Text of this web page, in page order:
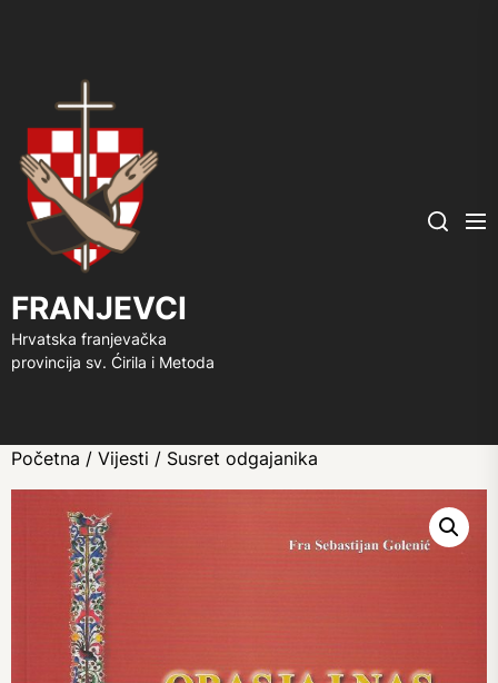
FRANJEVCI
Hrvatska franjevačka
provincija sv. Ćirila i Metoda
Search
Početna / Vijesti / Susret odgajanika